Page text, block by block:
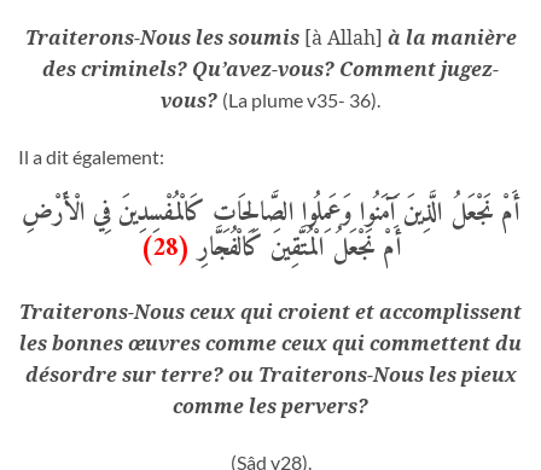
Traiterons-Nous les soumis [à Allah] à la manière
des criminels? Qu’avez-vous? Comment jugez-
vous? (La plume v35- 36).
Il a dit également:
أَمْ نَجْعَلُ الَّذِينَ آَمَنُوا وَعَمِلُوا الصَّالِحَاتِ كَالْمُفْسِدِينَ فِي الْأَرْضِ
أَمْ نَجْعَلُ الْمُتَّقِينَ كَالْفُجَّارِ(28)
Traiterons-Nous ceux qui croient et accomplissent
les bonnes œuvres comme ceux qui commettent du
désordre sur terre? ou Traiterons-Nous les pieux
comme les pervers?
(Sâd v28).